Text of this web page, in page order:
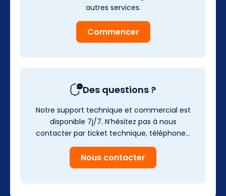
autres services.
Commencer
Des questions ?
Notre support technique et commercial est
disponible 7j/7. N’hésitez pas à nous
contacter par ticket technique, téléphone…
Nous contacter